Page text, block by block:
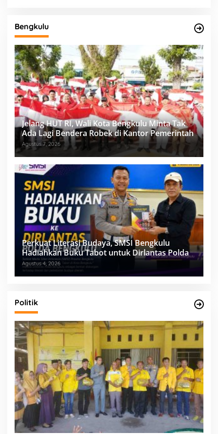
Bengkulu
Jelang HUT RI, Wali Kota Bengkulu Minta Tak
Ada Lagi Bendera Robek di Kantor Pemerintah
Agustus 7, 2026
Perkuat Literasi Budaya, SMSI Bengkulu
Hadiahkan Buku Tabot untuk Dirlantas Polda
Agustus 4, 2026
Politik